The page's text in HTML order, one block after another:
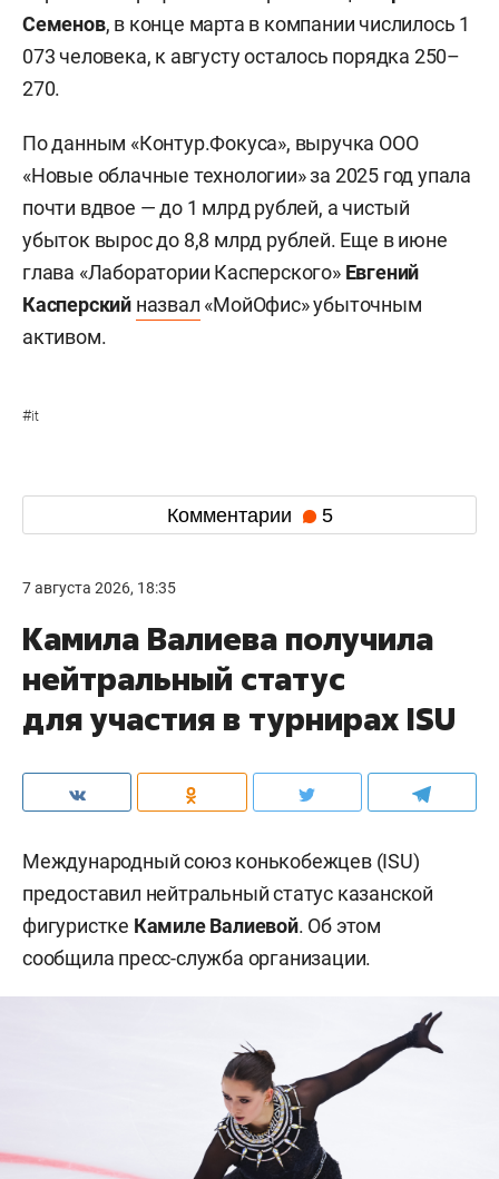
Семенов, в конце марта в компании числилось 1
073 человека, к августу осталось порядка 250–
270.
По данным «Контур.Фокуса», выручка ООО
«Новые облачные технологии» за 2025 год упала
почти вдвое — до 1 млрд рублей, а чистый
убыток вырос до 8,8 млрд рублей. Еще в июне
глава «Лаборатории Касперского» Евгений
Касперский назвал «МойОфис» убыточным
активом.
#it
Комментарии 5
7 августа 2026, 18:35
Камила Валиева получила
нейтральный статус
для участия в турнирах ISU
Международный союз конькобежцев (ISU)
предоставил нейтральный статус казанской
фигуристке Камиле Валиевой. Об этом
сообщила пресс-служба организации.